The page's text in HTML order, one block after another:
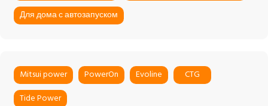
Для дома с автозапуском
Mitsui power PowerOn Evoline
CTG
Tide Power